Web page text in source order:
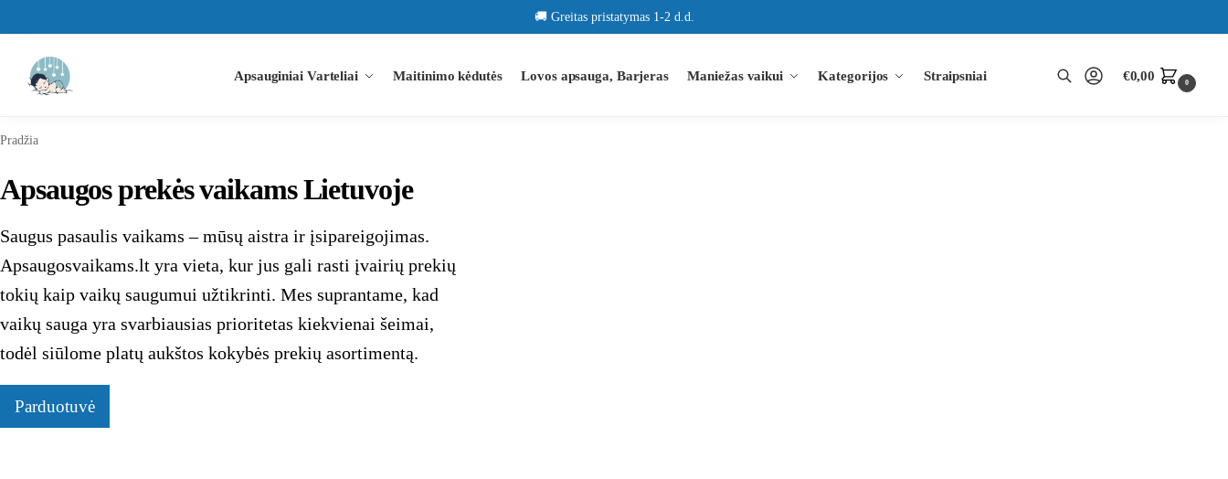
🚚 Greitas pristatymas 1-2 d.d.
Apsauginiai Varteliai Maitinimo kėdutės Lovos apsauga, Barjeras Maniežas vaikui Kategorijos Straipsniai €0,00 0
Pradžia
Apsaugos prekės vaikams Lietuvoje
Saugus pasaulis vaikams – mūsų aistra ir įsipareigojimas.
Apsaugosvaikams.lt yra vieta, kur jus gali rasti įvairių prekių
tokių kaip vaikų saugumui užtikrinti. Mes suprantame, kad
vaikų sauga yra svarbiausias prioritetas kiekvienai šeimai,
todėl siūlome platų aukštos kokybės prekių asortimentą.
Parduotuvė